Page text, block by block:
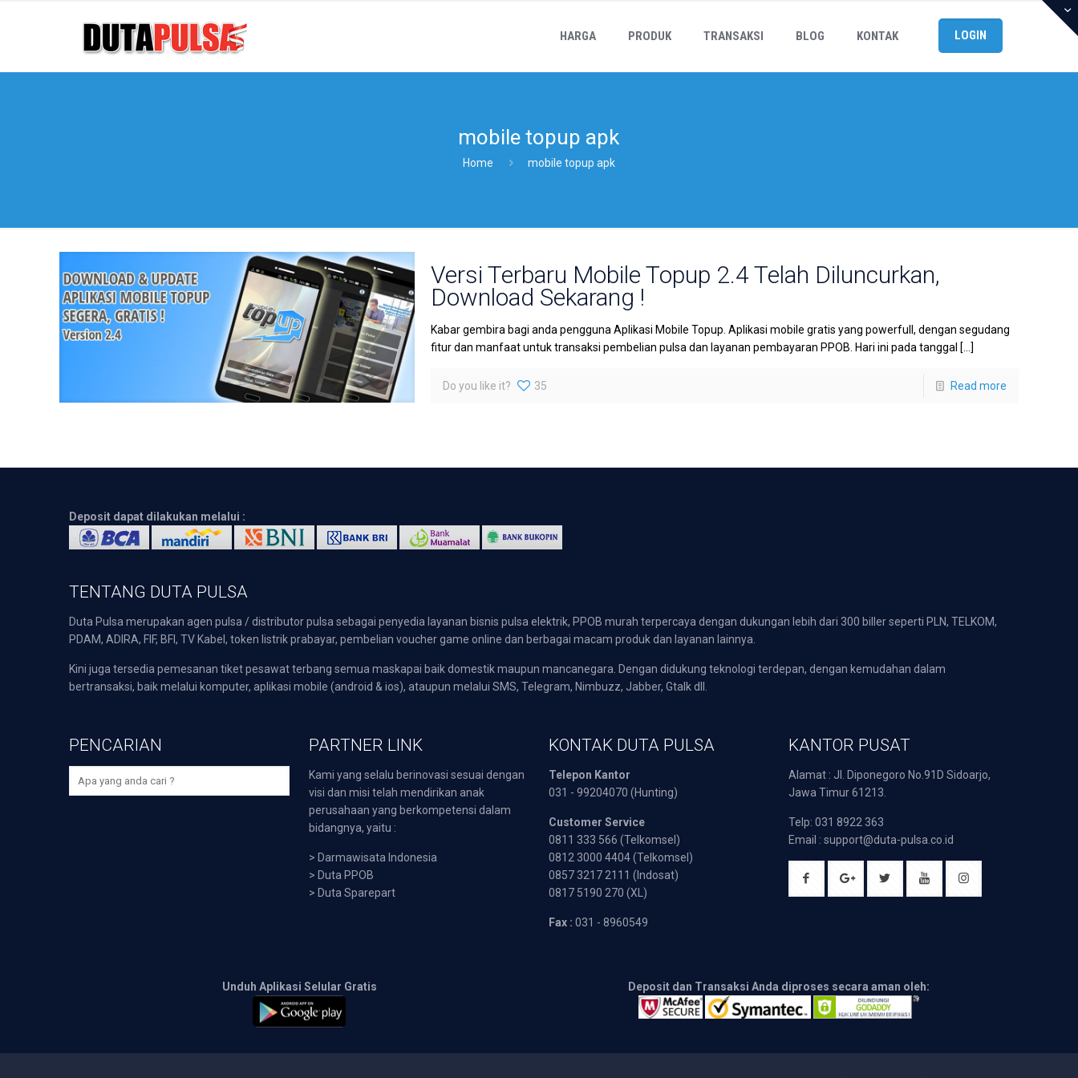
HARGA PRODUK TRANSAKSI BLOG KONTAK LOGIN
mobile topup apk
Home mobile topup apk
Versi Terbaru Mobile Topup 2.4 Telah Diluncurkan,
Download Sekarang !
Kabar gembira bagi anda pengguna Aplikasi Mobile Topup. Aplikasi mobile gratis yang powerfull, dengan segudang
fitur dan manfaat untuk transaksi pembelian pulsa dan layanan pembayaran PPOB. Hari ini pada tanggal […]
Do you like it? 35 Read more
Deposit dapat dilakukan melalui :
TENTANG DUTA PULSA
Duta Pulsa merupakan agen pulsa / distributor pulsa sebagai penyedia layanan bisnis pulsa elektrik, PPOB murah terpercaya dengan dukungan lebih dari 300 biller seperti PLN, TELKOM,
PDAM, ADIRA, FIF, BFI, TV Kabel, token listrik prabayar, pembelian voucher game online dan berbagai macam produk dan layanan lainnya.
Kini juga tersedia pemesanan tiket pesawat terbang semua maskapai baik domestik maupun mancanegara. Dengan didukung teknologi terdepan, dengan kemudahan dalam
bertransaksi, baik melalui komputer, aplikasi mobile (android & ios), ataupun melalui SMS, Telegram, Nimbuzz, Jabber, Gtalk dll.
PENCARIAN PARTNER LINK
Kami yang selalu berinovasi sesuai dengan
visi dan misi telah mendirikan anak
perusahaan yang berkompetensi dalam
bidangnya, yaitu :
> Darmawisata Indonesia
> Duta PPOB
> Duta Sparepart
KONTAK DUTA PULSA
Telepon Kantor
031 - 99204070 (Hunting)
Customer Service
0811 333 566 (Telkomsel)
0812 3000 4404 (Telkomsel)
0857 3217 2111 (Indosat)
0817 5190 270 (XL)
Fax : 031 - 8960549
KANTOR PUSAT
Alamat : Jl. Diponegoro No.91D Sidoarjo,
Jawa Timur 61213.
Telp: 031 8922 363
Email : support@duta-pulsa.co.id
Unduh Aplikasi Selular Gratis Deposit dan Transaksi Anda diproses secara aman oleh: